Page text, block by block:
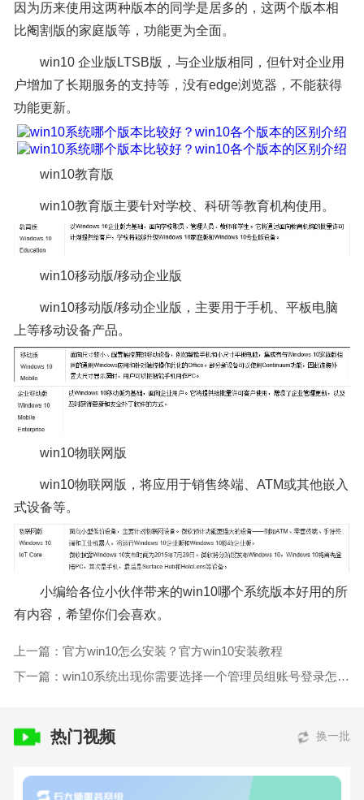
因为历来使用这两种版本的同学是居多的，这两个版本相
比阉割版的家庭版等，功能更为全面。
win10 企业版LTSB版，与企业版相同，但针对企业用
户增加了长期服务的支持等，没有edge浏览器，不能获得
功能更新。
win10教育版
win10教育版主要针对学校、科研等教育机构使用。
win10移动版/移动企业版
win10移动版/移动企业版，主要用于手机、平板电脑
上等移动设备产品。
win10物联网版
win10物联网版，将应用于销售终端、ATM或其他嵌入
式设备等。
小编给各位小伙伴带来的win10哪个系统版本好用的所
有内容，希望你们会喜欢。
上一篇：官方win10怎么安装？官方win10安装教程
下一篇：win10系统出现你需要选择一个管理员组账号登录怎么办
热门视频 换一批